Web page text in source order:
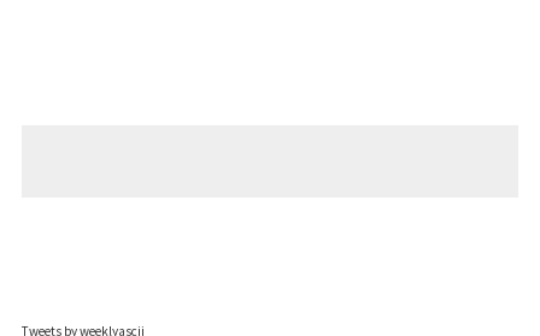
Tweets by weeklyascii